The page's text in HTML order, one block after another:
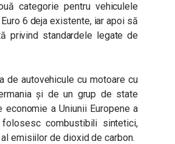
categorie pentru vehiculele
6 deja existente, iar apoi să
privind standardele legate de
de autovehicule cu motoare cu
și de un grup de state
economie a Uniunii Europene a
combustibili sintetici,
emisiilor de dioxid de carbon.